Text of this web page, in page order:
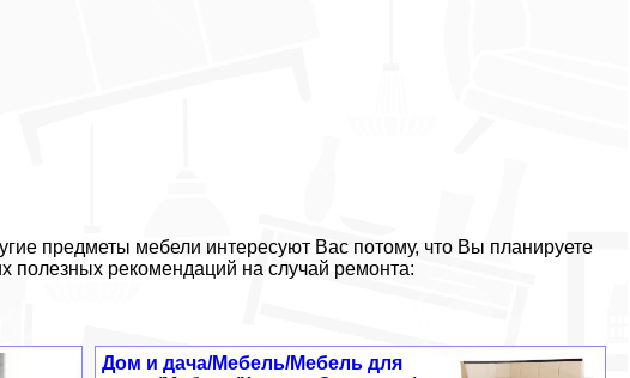
предметы мебели интересуют Вас потому, что Вы планируете
полезных рекомендаций на случай ремонта:
Дом и дача/Мебель/Мебель для